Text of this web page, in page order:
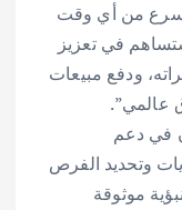
أسرع من أي وقت
في تعزيز
ودفع مبيعات
عالمي”.
في دعم
وتحديد الفرص
موثوقة